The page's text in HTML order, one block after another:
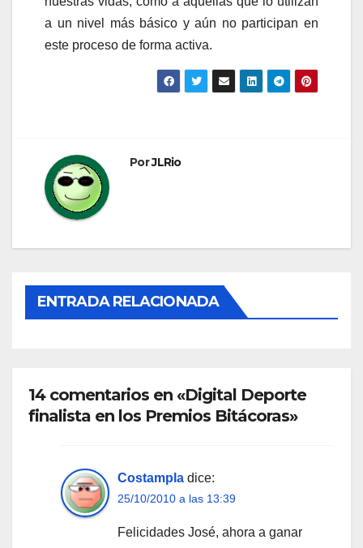
a un nivel más básico y aún no participan en
este proceso de forma activa.
PorJLRio
ENTRADA RELACIONADA
14 comentarios en «Digital Deporte
finalista en los Premios Bitácoras»
Costampla dice:
25/10/2010 a las 13:39
Felicidades José, ahora a ganar